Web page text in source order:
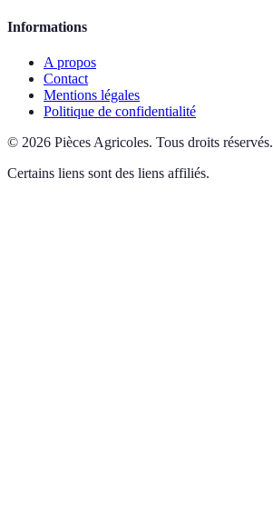
Informations
A propos
Contact
Mentions légales
Politique de confidentialité
© 2026 Pièces Agricoles. Tous droits réservés.
Certains liens sont des liens affiliés.